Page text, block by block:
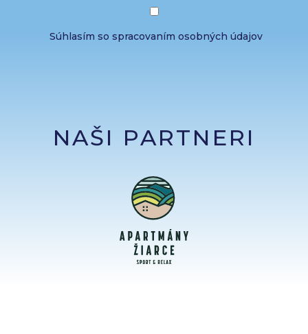
Súhlasím so spracovaním osobných údajov
NAŠI PARTNERI